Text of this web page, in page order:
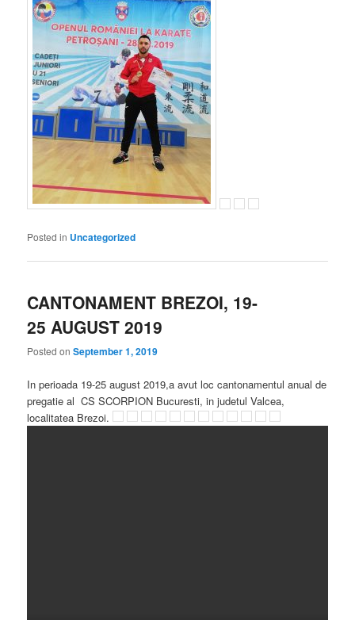
Posted in Uncategorized
CANTONAMENT BREZOI, 19-
25 AUGUST 2019
Posted onSeptember 1, 2019
In perioada 19-25 august 2019,a avut loc cantonamentul anual de
pregatie al CS SCORPION Bucuresti, in judetul Valcea,
localitatea Brezoi.